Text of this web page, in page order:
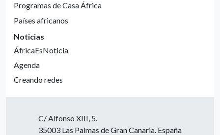
Programas de Casa África
Países africanos
Noticias
ÁfricaEsNoticia
Agenda
Creando redes
C/ Alfonso XIII, 5.
35003 Las Palmas de Gran Canaria. España